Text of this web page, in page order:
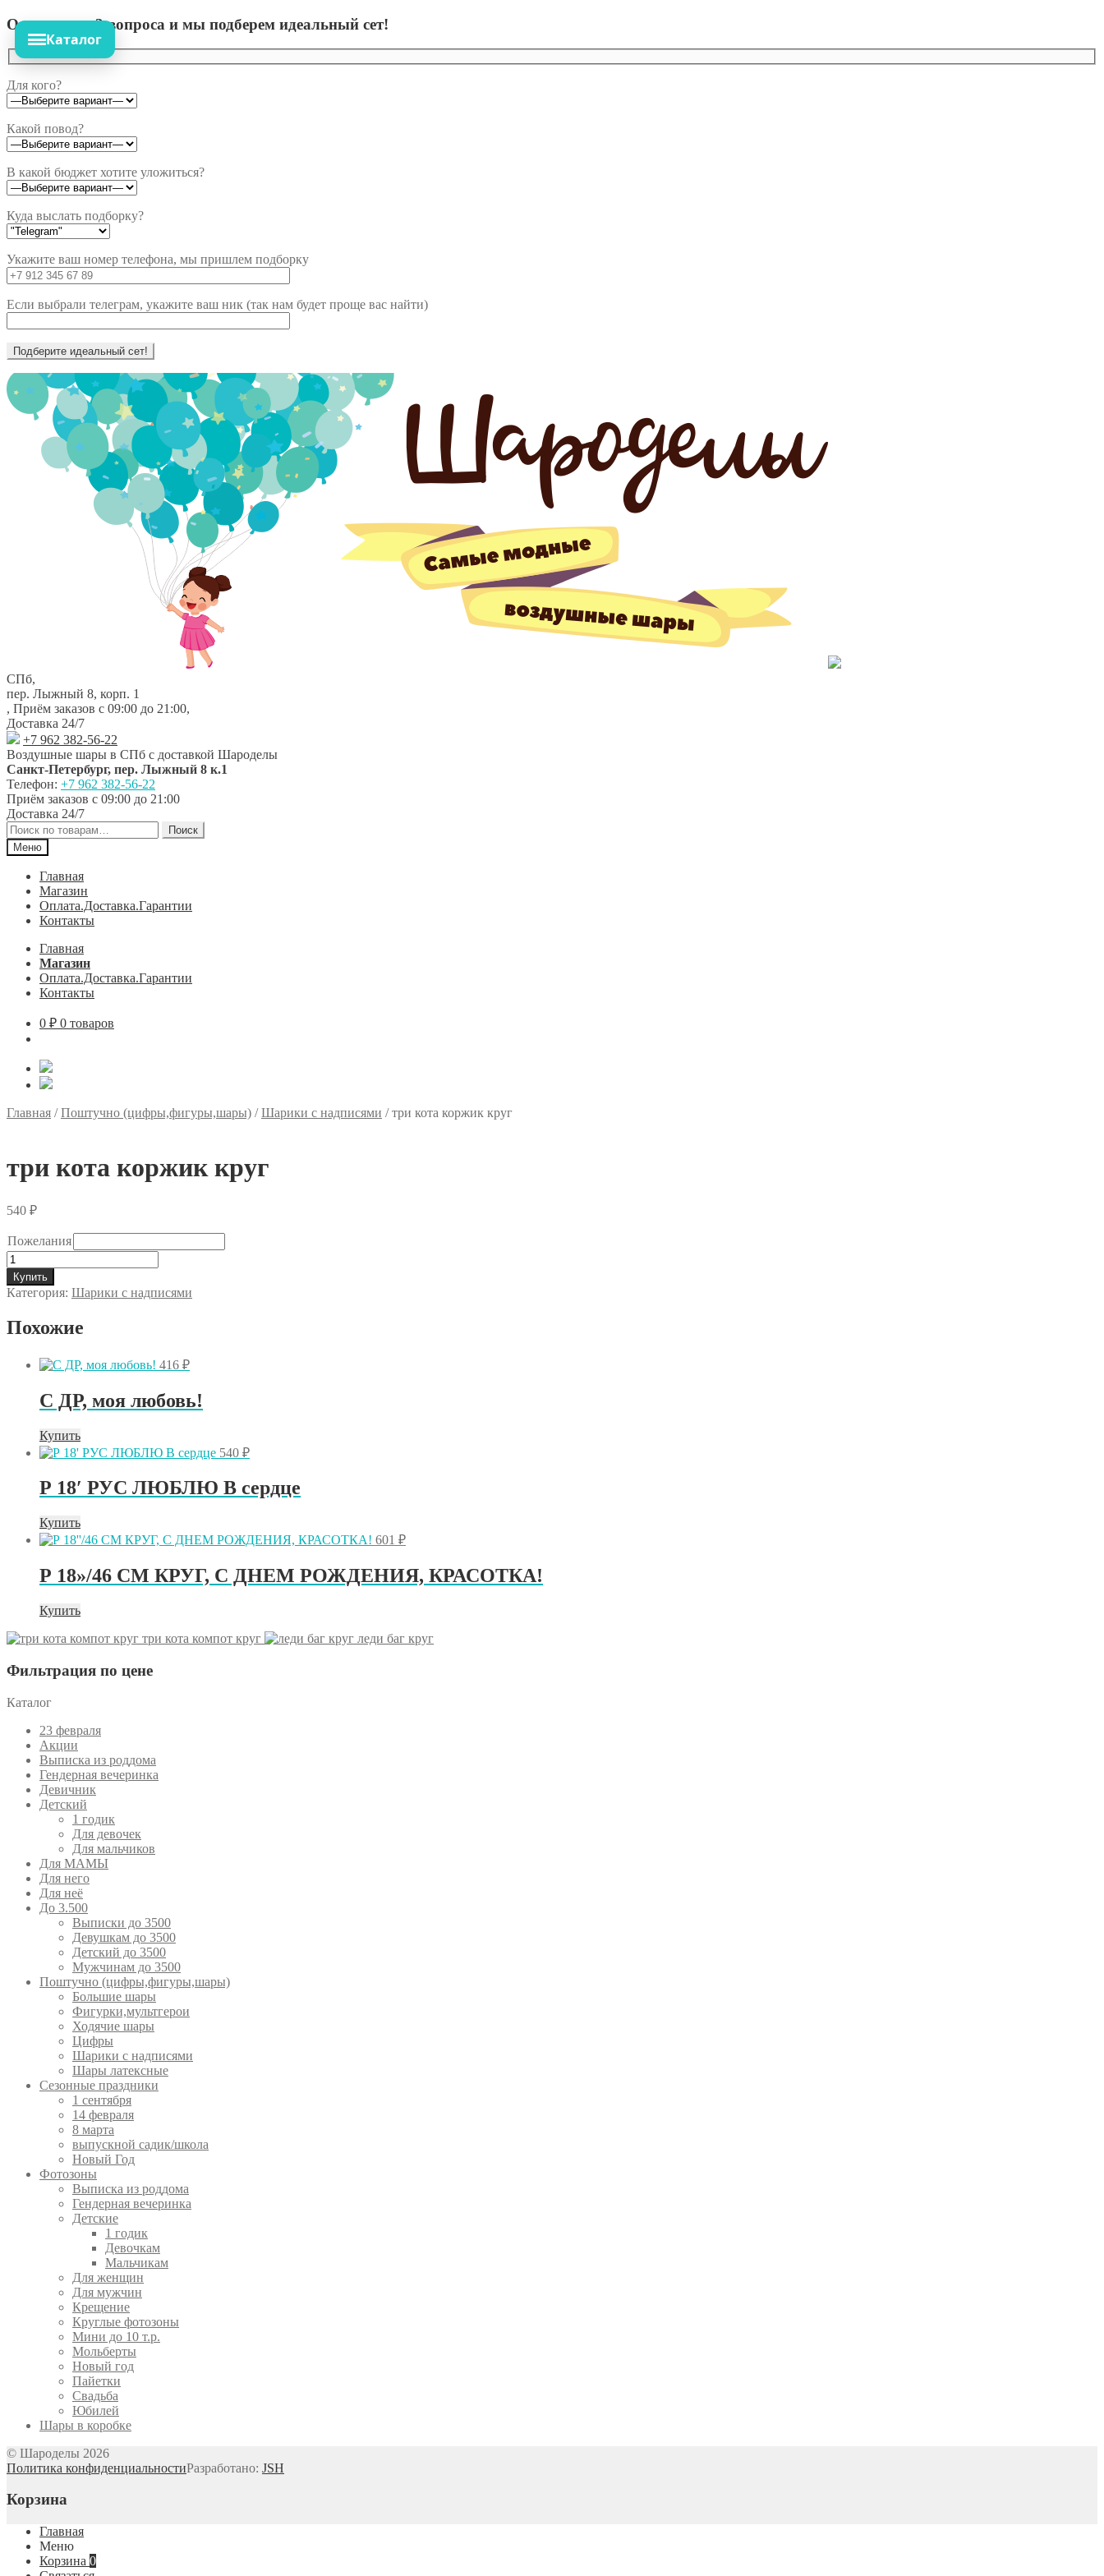
Ответьте на 3 вопроса и мы подберем идеальный сет!
Для кого?
Какой повод?
В какой бюджет хотите уложиться?
Куда выслать подборку?
Укажите ваш номер телефона, мы пришлем подборку
Если выбрали телеграм, укажите ваш ник (так нам будет проще вас найти)
Перейти
к
навигации
Перейти
к
содержимому
СПб,
пер. Лыжный 8, корп. 1
, Приём заказов с 09:00 до 21:00,
Доставка 24/7
+7 962 382-56-22
Воздушные шары в СПб с доставкой Шароделы
Санкт-Петербург, пер. Лыжный 8 к.1
Телефон: +7 962 382-56-22
Приём заказов с 09:00 до 21:00
Доставка 24/7
Искать:
Поиск
Меню
Главная
Магазин
Оплата.Доставка.Гарантии
Контакты
Главная
Магазин
Оплата.Доставка.Гарантии
Контакты
0 ₽ 0 товаров
Каталог
Главная /Поштучно (цифры,фигуры,шары) /Шарики с надписями /три кота коржик круг
три кота коржик круг
540 ₽
Пожелания
Количество
товара
три
кота
круг
Купить
Категория: Шарики с надписями
Похожие
416 ₽
C ДР, моя любовь!
Купить
540 ₽
Р 18′ РУС ЛЮБЛЮ В сердце
Купить
601 ₽
Р 18»/46 СМ КРУГ, С ДНЕМ РОЖДЕНИЯ, КРАСОТКА!
Купить
три кота компот круг
леди баг круг
Фильтрация по цене
Каталог
23 февраля
Акции
Выписка из роддома
Гендерная вечеринка
Девичник
Детский
1 годик
Для девочек
Для мальчиков
Для МАМЫ
Для него
Для неё
До 3.500
Выписки до 3500
Девушкам до 3500
Детский до 3500
Мужчинам до 3500
Поштучно (цифры,фигуры,шары)
Большие шары
Фигурки,мультгерои
Ходячие шары
Цифры
Шарики с надписями
Шары латексные
Сезонные праздники
1 сентября
14 февраля
8 марта
выпускной садик/школа
Новый Год
Фотозоны
Выписка из роддома
Гендерная вечеринка
Детские
1 годик
Девочкам
Мальчикам
Для женщин
Для мужчин
Крещение
Круглые фотозоны
Мини до 10 т.р.
Мольберты
Новый год
Пайетки
Свадьба
Юбилей
Шары в коробке
© Шароделы 2026
Политика конфиденциальностиРазработано: JSH
Корзина
Главная
Меню
Корзина 0